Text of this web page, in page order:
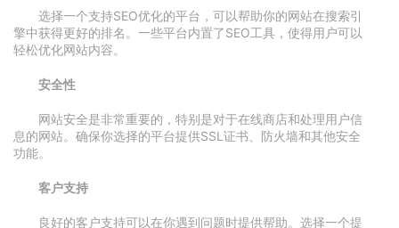
选择一个支持SEO优化的平台，可以帮助你的网站在搜索引
擎中获得更好的排名。一些平台内置了SEO工具，使得用户可以
轻松优化网站内容。
安全性
网站安全是非常重要的，特别是对于在线商店和处理用户信
息的网站。确保你选择的平台提供SSL证书、防火墙和其他安全
功能。
客户支持
良好的客户支持可以在你遇到问题时提供帮助。选择一个提